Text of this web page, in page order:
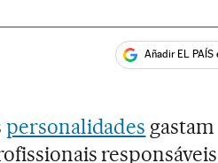
Añadir EL PAÍS
personalidades gastam